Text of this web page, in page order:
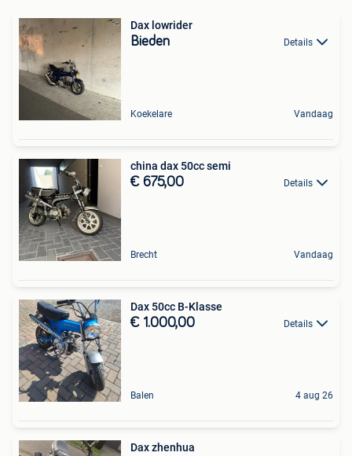
Dax lowrider
Bieden Details
Koekelare Vandaag
china dax 50cc semi
€ 675,00 Details
Brecht Vandaag
Dax 50cc B-Klasse
€ 1.000,00 Details
Balen 4 aug 26
Dax zhenhua